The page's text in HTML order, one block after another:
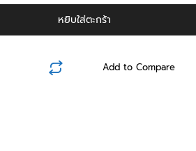
หยิบใส่ตะกร้า
Add to Compare